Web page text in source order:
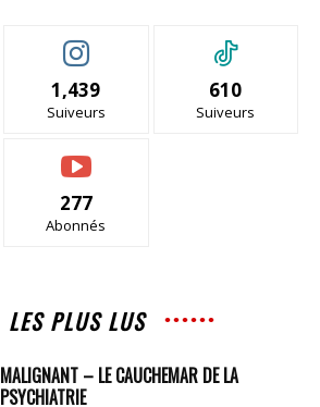
1,439
Suiveurs
610
Suiveurs
277
Abonnés
LES PLUS LUS
MALIGNANT – LE CAUCHEMAR DE LA
PSYCHIATRIE